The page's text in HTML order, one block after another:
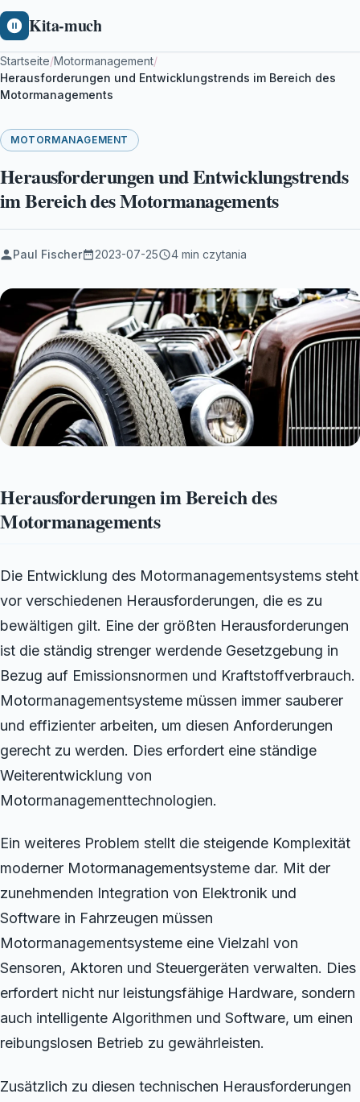
Kita-much
Startseite/Motormanagement/
Herausforderungen und Entwicklungstrends im Bereich des
Motormanagements
MOTORMANAGEMENT
Herausforderungen und Entwicklungstrends
im Bereich des Motormanagements
Paul Fischer 2023-07-25 4 min czytania
Herausforderungen im Bereich des
Motormanagements
Die Entwicklung des Motormanagementsystems steht
vor verschiedenen Herausforderungen, die es zu
bewältigen gilt. Eine der größten Herausforderungen
ist die ständig strenger werdende Gesetzgebung in
Bezug auf Emissionsnormen und Kraftstoffverbrauch.
Motormanagementsysteme müssen immer sauberer
und effizienter arbeiten, um diesen Anforderungen
gerecht zu werden. Dies erfordert eine ständige
Weiterentwicklung von
Motormanagementtechnologien.
Ein weiteres Problem stellt die steigende Komplexität
moderner Motormanagementsysteme dar. Mit der
zunehmenden Integration von Elektronik und
Software in Fahrzeugen müssen
Motormanagementsysteme eine Vielzahl von
Sensoren, Aktoren und Steuergeräten verwalten. Dies
erfordert nicht nur leistungsfähige Hardware, sondern
auch intelligente Algorithmen und Software, um einen
reibungslosen Betrieb zu gewährleisten.
Zusätzlich zu diesen technischen Herausforderungen